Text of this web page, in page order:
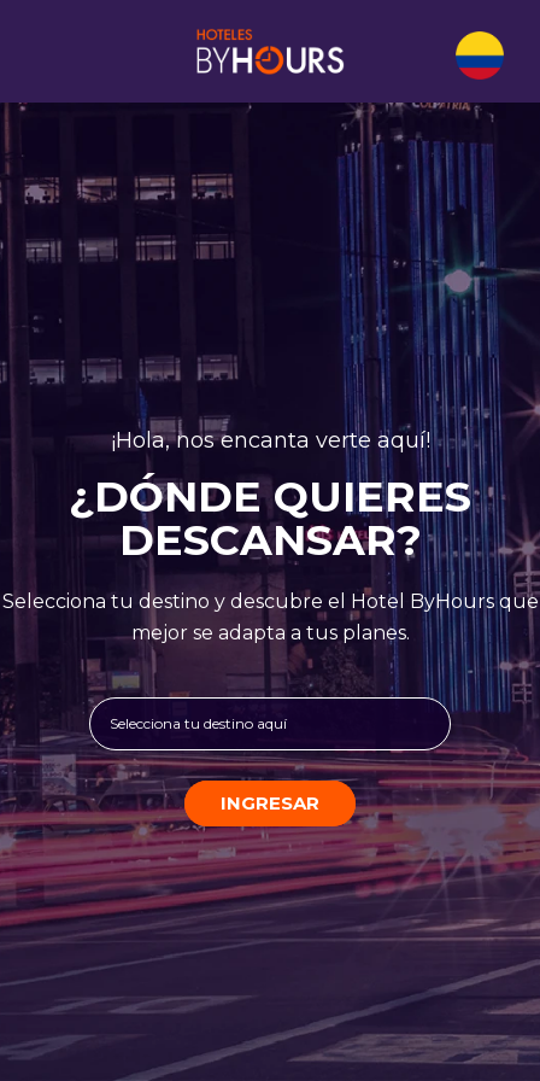
¡Hola, nos encanta verte aquí!
¿DÓNDE QUIERES
DESCANSAR?
Selecciona tu destino y descubre el Hotel ByHours que
mejor se adapta a tus planes.
Selecciona tu destino aquí
INGRESAR